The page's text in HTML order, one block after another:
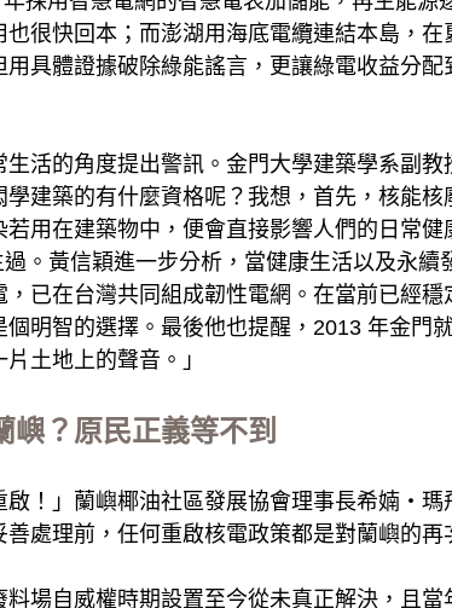
很快回本；而澎湖用海底電纜連結本島，
具體證據破除綠能謠言，更讓綠電收益分
活的角度提出警訊。金門大學建築學系副
建築的有什麼資格呢？我想，首先，核能
用在建築物中，便會直接影響人們的日常
。黃信穎進一步分析，當健康生活以及永
已在台灣共同組成韌性電網。在當前已經
明智的選擇。最後他也提醒，2013 年金門
土地上的聲音。」
嶼？原民正義等不到
啟！」蘭嶼椰油社區發展協會理事長希婻・
處理前，任何重啟核電政策都是對蘭嶼的再
場自威權時期設置至今從未真正解決，且